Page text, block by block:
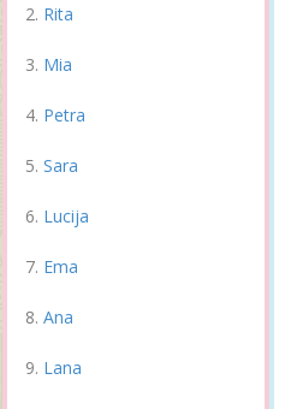
Rita
Mia
Petra
Sara
Lucija
Ema
Ana
Lana